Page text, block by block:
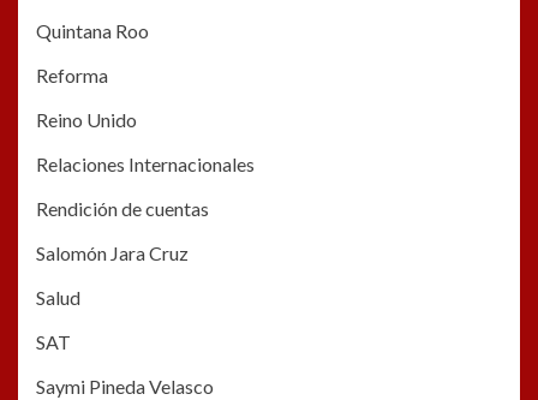
Quintana Roo
Reforma
Reino Unido
Relaciones Internacionales
Rendición de cuentas
Salomón Jara Cruz
Salud
SAT
Saymi Pineda Velasco